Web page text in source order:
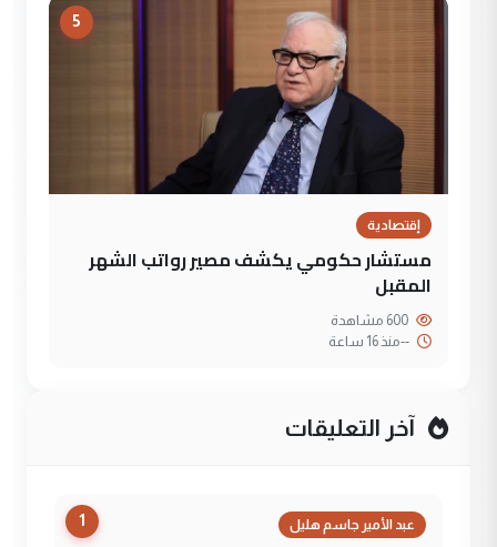
5
إقتصادية
مستشار حكومي يكشف مصير رواتب الشهر
المقبل
--منذ 16 ساعة
آخر التعليقات
1 عبد الأمير جاسم هليل